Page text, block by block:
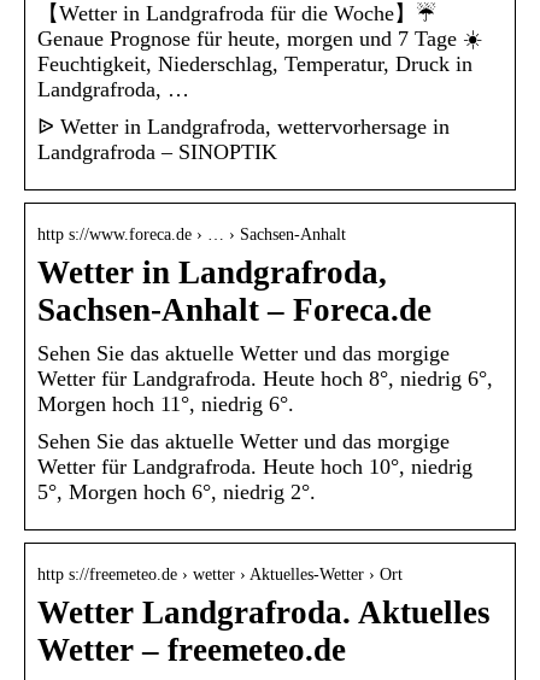
【Wetter in Landgrafroda für die Woche】☔
Genaue Prognose für heute, morgen und 7 Tage ☀️
Feuchtigkeit, Niederschlag, Temperatur, Druck in
Landgrafroda, …
ᐉ Wetter in Landgrafroda, wettervorhersage in
Landgrafroda – SINOPTIK
http s://www.foreca.de › … › Sachsen-Anhalt
Wetter in Landgrafroda,
Sachsen-Anhalt – Foreca.de
Sehen Sie das aktuelle Wetter und das morgige
Wetter für Landgrafroda. Heute hoch 8°, niedrig 6°,
Morgen hoch 11°, niedrig 6°.
Sehen Sie das aktuelle Wetter und das morgige
Wetter für Landgrafroda. Heute hoch 10°, niedrig
5°, Morgen hoch 6°, niedrig 2°.
http s://freemeteo.de › wetter › Aktuelles-Wetter › Ort
Wetter Landgrafroda. Aktuelles
Wetter – freemeteo.de